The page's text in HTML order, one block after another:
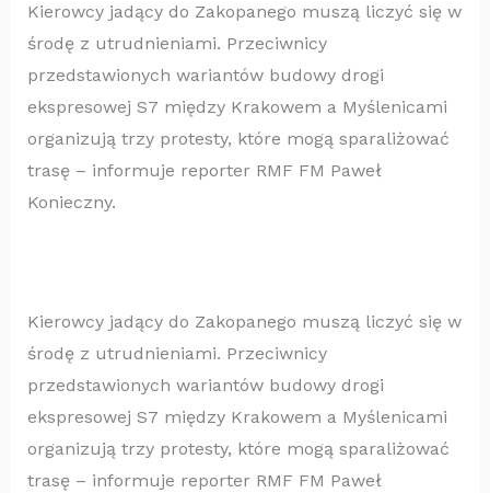
Kierowcy jadący do Zakopanego muszą liczyć się w
środę z utrudnieniami. Przeciwnicy
przedstawionych wariantów budowy drogi
ekspresowej S7 między Krakowem a Myślenicami
organizują trzy protesty, które mogą sparaliżować
trasę – informuje reporter RMF FM Paweł
Konieczny.
Kierowcy jadący do Zakopanego muszą liczyć się w
środę z utrudnieniami. Przeciwnicy
przedstawionych wariantów budowy drogi
ekspresowej S7 między Krakowem a Myślenicami
organizują trzy protesty, które mogą sparaliżować
trasę – informuje reporter RMF FM Paweł